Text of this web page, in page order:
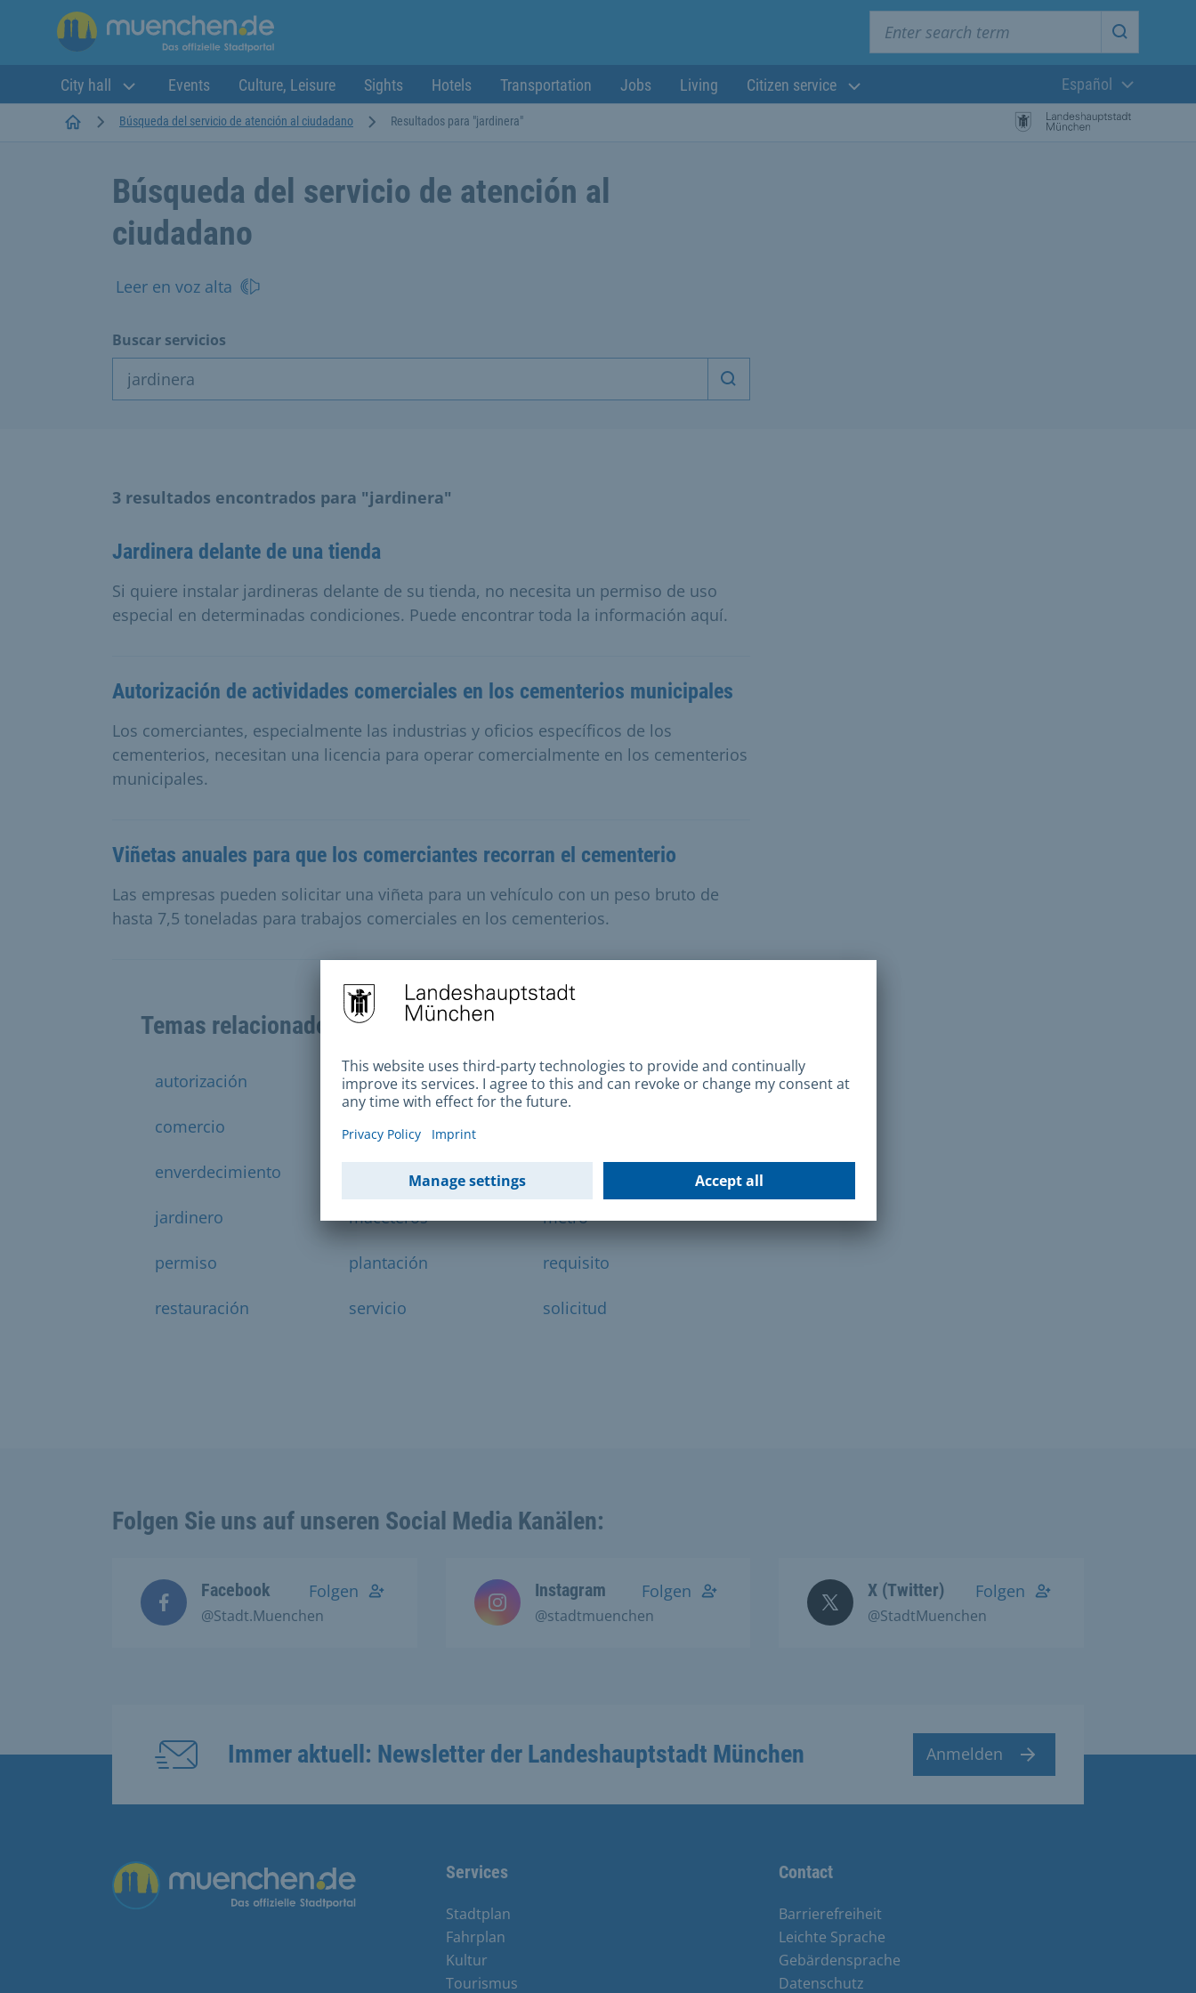
Start
City hall Events Culture, Leisure Sights Hotels Transportation Jobs Living Citizen service
Lengua actual:
Español
StartseiteBúsqueda del servicio de atención al ciudadano Resultados para "jardinera"
Búsqueda del servicio de atención al
ciudadano
Leer en voz alta
Buscar servicios
Iniciar búsqueda
3 resultados encontrados para "jardinera"
Jardinera delante de una tienda
Si quiere instalar jardineras delante de su tienda, no necesita un permiso de uso
especial en determinadas condiciones. Puede encontrar toda la información aquí.
Autorización de actividades comerciales en los cementerios municipales
Los comerciantes, especialmente las industrias y oficios específicos de los
cementerios, necesitan una licencia para operar comercialmente en los cementerios
municipales.
Viñetas anuales para que los comerciantes recorran el cementerio
Las empresas pueden solicitar una viñeta para un vehículo con un peso bruto de
hasta 7,5 toneladas para trabajos comerciales en los cementerios.
Temas relacionados
autorización caso ciudadano
comercio edificio
enverdecimiento industrio
jardinero maceteros metro
permiso plantación requisito
restauración servicio solicitud
Folgen Sie uns auf unseren Social Media Kanälen:
Facebook
@Stadt.Muenchen
Folgen Instagram
@stadtmuenchen
Folgen X (Twitter)
@StadtMuenchen
Folgen
Immer aktuell: Newsletter der Landeshauptstadt München Anmelden
Übergreifende Links Services
Stadtplan
Fahrplan
Kultur
Tourismus
Contact
Barrierefreiheit
Leichte Sprache
Gebärdensprache
Datenschutz